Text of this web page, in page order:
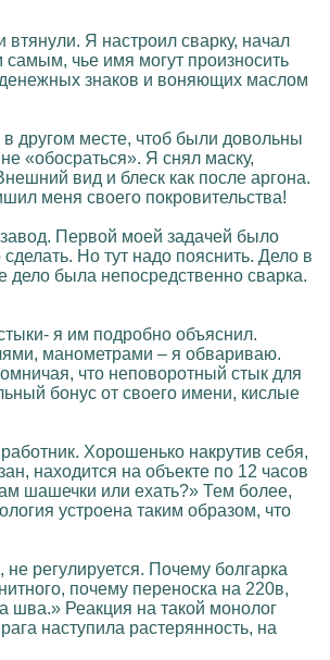
Я настроил сварку, начал
самым, чье имя могут произносить
знаков и воняющих маслом
другом месте, чтоб были довольны
«обосраться». Я снял маску,
вид и блеск как после аргона.
меня своего покровительства!
Первой моей задачей было
Но тут надо пояснить. Дело в
была непосредственно сварка.
я им подробно объяснил.
манометрами – я обвариваю.
что неповоротный стык для
бонус от своего имени, кислые
Хорошенько накрутив себя,
находится на объекте по 12 часов
шашечки или ехать?» Тем более,
устроена таким образом, что
регулируется. Почему болгарка
почему переноска на 220в,
шва.» Реакция на такой монолог
наступила растерянность, на